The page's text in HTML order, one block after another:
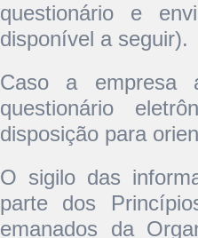
questionário e
disponível a seguir).
Caso a empresa
questionário
disposição para
O sigilo das
parte dos
emanados da